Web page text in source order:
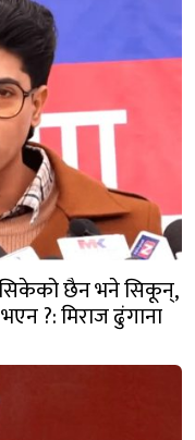
छैन भने सिकून्,
?: मिराज ढुंगाना